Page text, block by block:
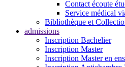
Contact écoute
Service médical
Bibliothèque et
admissions
Inscription Bachelier
Inscription Master
Inscription Master en